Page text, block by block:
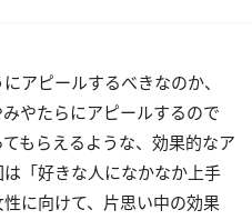
アピールするべきなのか、
やたらにアピールするので
もらえるような、効果的なア
「好きな人になかなか上手
に向けて、片思い中の効果